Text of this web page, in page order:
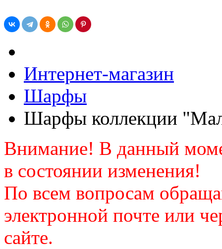
Интернет-магазин
Шарфы
Шарфы коллекции
Внимание! В данный
в состоянии изменения!
По всем вопросам
электронной почте или
сайте.